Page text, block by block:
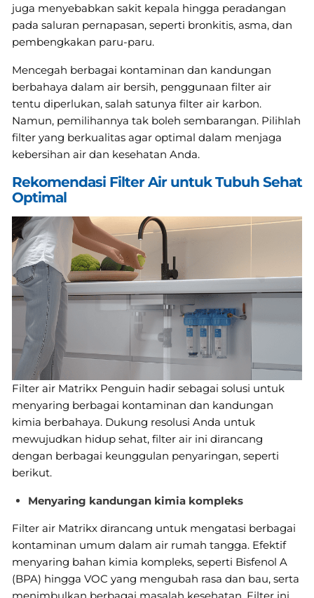
juga menyebabkan sakit kepala hingga peradangan
pada saluran pernapasan, seperti bronkitis, asma, dan
pembengkakan paru-paru.
Mencegah berbagai kontaminan dan kandungan
berbahaya dalam air bersih, penggunaan filter air
tentu diperlukan, salah satunya filter air karbon.
Namun, pemilihannya tak boleh sembarangan. Pilihlah
filter yang berkualitas agar optimal dalam menjaga
kebersihan air dan kesehatan Anda.
Rekomendasi Filter Air untuk Tubuh Sehat
Optimal
Filter air Matrikx Penguin hadir sebagai solusi untuk
menyaring berbagai kontaminan dan kandungan
kimia berbahaya. Dukung resolusi Anda untuk
mewujudkan hidup sehat, filter air ini dirancang
dengan berbagai keunggulan penyaringan, seperti
berikut.
Menyaring kandungan kimia kompleks
Filter air Matrikx dirancang untuk mengatasi berbagai
kontaminan umum dalam air rumah tangga. Efektif
menyaring bahan kimia kompleks, seperti Bisfenol A
(BPA) hingga VOC yang mengubah rasa dan bau, serta